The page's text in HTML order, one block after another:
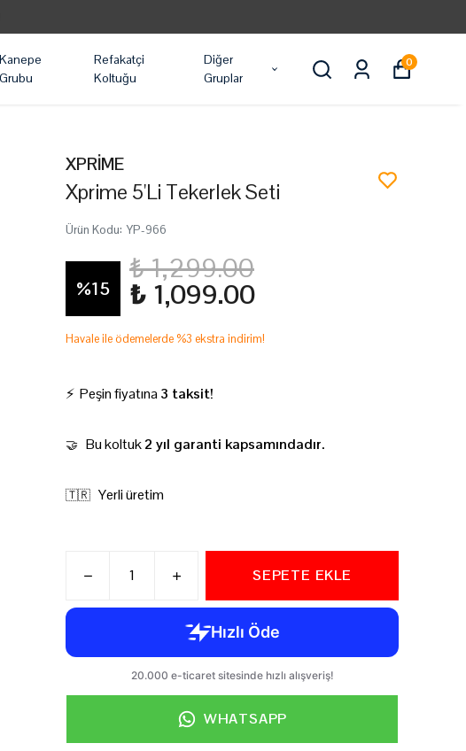
Kanepe
Grubu
Refakatçi
Koltuğu
Diğer
Gruplar
0
XPRİME
Xprime 5'Li Tekerlek Seti
Ürün Kodu: YP-966
%15
₺ 1,299.00
₺ 1,099.00
Havale ile ödemelerde %3 ekstra indirim!
⚡ Peşin fiyatına 3 taksit!
🤝 Bu koltuk2 yıl garanti kapsamındadır.
🇹🇷 Yerli üretim
SEPETE EKLE
WHATSAPP